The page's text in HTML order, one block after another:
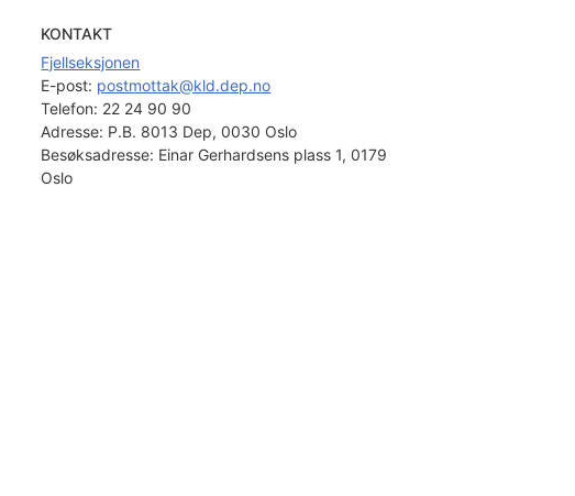
KONTAKT
Fjellseksjonen
E-post: postmottak@kld.dep.no
Telefon: 22 24 90 90
Adresse: P.B. 8013 Dep, 0030 Oslo
Besøksadresse: Einar Gerhardsens plass 1, 0179
Oslo